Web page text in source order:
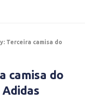
Terceira camisa do
camisa do